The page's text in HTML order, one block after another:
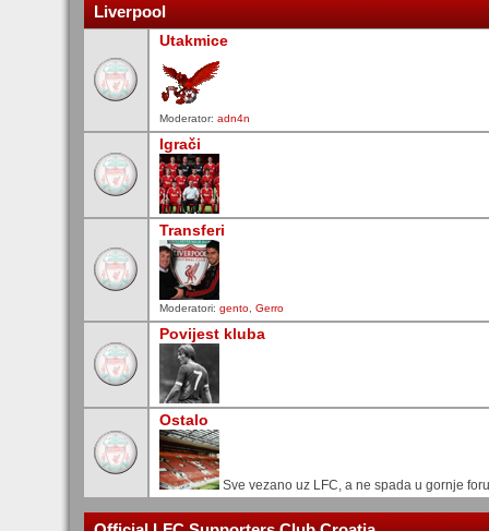
Liverpool
Utakmice
Moderator: adn4n
Igrači
Transferi
Moderatori: gento, Gerro
Povijest kluba
Ostalo
Sve vezano uz LFC, a ne spada u gornje